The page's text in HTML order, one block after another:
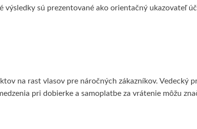
sú prezentované ako orientačný ukazovateľ
na rast vlasov pre náročných zákazníkov. Vedecký
pri dobierke a samoplatbe za vrátenie môžu